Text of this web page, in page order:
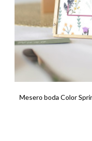
Mesero boda Color